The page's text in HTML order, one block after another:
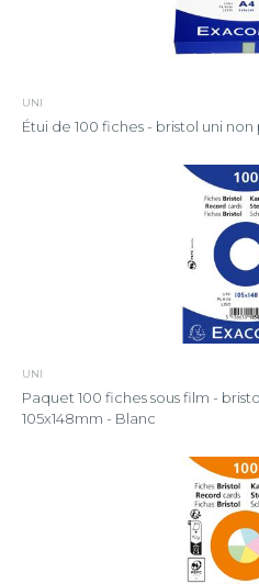
UNI
Étui de 100 fiches - bristol uni
UNI
Paquet 100 fiches sous film -
105x148mm - Blanc